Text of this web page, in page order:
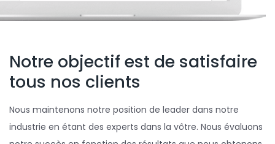
Notre objectif est de satisfaire
tous nos clients
Nous maintenons notre position de leader dans notre
industrie en étant des experts dans la vôtre. Nous évaluons